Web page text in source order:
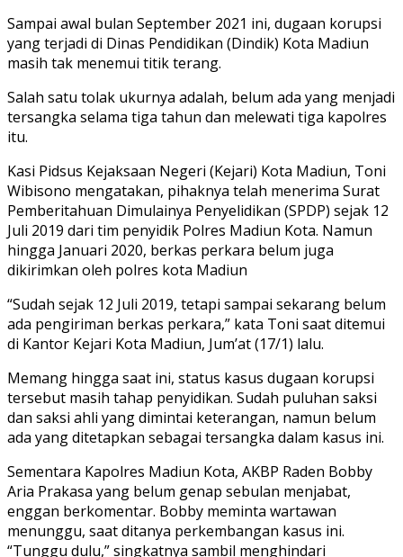
Sampai awal bulan September 2021 ini, dugaan korupsi
yang terjadi di Dinas Pendidikan (Dindik) Kota Madiun
masih tak menemui titik terang.
Salah satu tolak ukurnya adalah, belum ada yang menjadi
tersangka selama tiga tahun dan melewati tiga kapolres
itu.
Kasi Pidsus Kejaksaan Negeri (Kejari) Kota Madiun, Toni
Wibisono mengatakan, pihaknya telah menerima Surat
Pemberitahuan Dimulainya Penyelidikan (SPDP) sejak 12
Juli 2019 dari tim penyidik Polres Madiun Kota. Namun
hingga Januari 2020, berkas perkara belum juga
dikirimkan oleh polres kota Madiun
“Sudah sejak 12 Juli 2019, tetapi sampai sekarang belum
ada pengiriman berkas perkara,” kata Toni saat ditemui
di Kantor Kejari Kota Madiun, Jum’at (17/1) lalu.
Memang hingga saat ini, status kasus dugaan korupsi
tersebut masih tahap penyidikan. Sudah puluhan saksi
dan saksi ahli yang dimintai keterangan, namun belum
ada yang ditetapkan sebagai tersangka dalam kasus ini.
Sementara Kapolres Madiun Kota, AKBP Raden Bobby
Aria Prakasa yang belum genap sebulan menjabat,
enggan berkomentar. Bobby meminta wartawan
menunggu, saat ditanya perkembangan kasus ini.
“Tunggu dulu,” singkatnya sambil menghindari